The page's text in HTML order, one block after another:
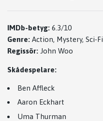
IMDb-betyg: 6.3/10
Genre: Action, Mystery, Sci-Fi
Regissör: John Woo
Skådespelare:
Ben Affleck
Aaron Eckhart
Uma Thurman